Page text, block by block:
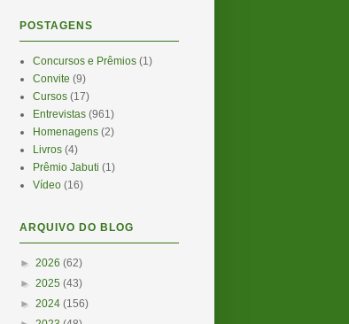
POSTAGENS
Concursos e Prêmios (1)
Convite (9)
Cursos (17)
Entrevistas (961)
Homenagens (2)
Livros (4)
Prêmio Jabuti (1)
Vídeo (16)
ARQUIVO DO BLOG
► 2026 (62)
► 2025 (43)
► 2024 (156)